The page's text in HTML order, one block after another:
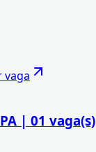
vaga
| 01 vaga(s)